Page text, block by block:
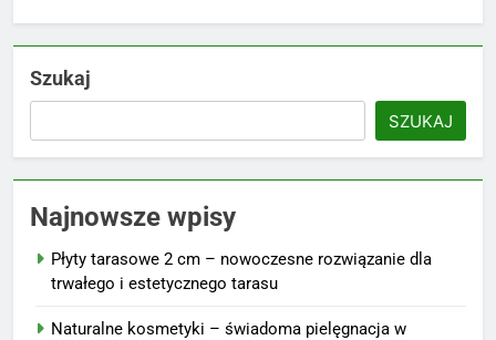
Szukaj
SZUKAJ
Najnowsze wpisy
Płyty tarasowe 2 cm – nowoczesne rozwiązanie dla
trwałego i estetycznego tarasu
Naturalne kosmetyki – świadoma pielęgnacja w